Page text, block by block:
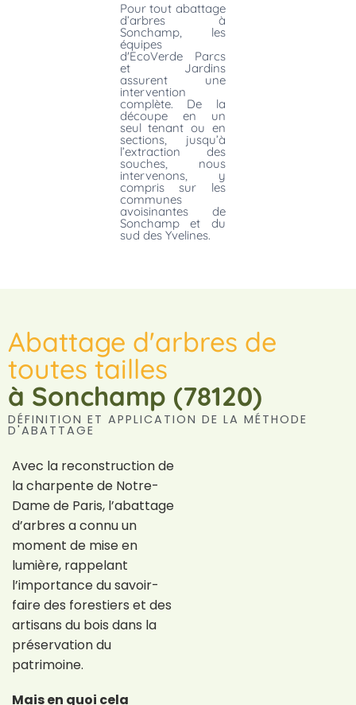
Pour tout abattage
d’arbres à
Sonchamp, les
équipes
d'EcoVerde Parcs
et Jardins
assurent une
intervention
complète. De la
découpe en un
seul tenant ou en
sections, jusqu’à
l’extraction des
souches, nous
intervenons, y
compris sur les
communes
avoisinantes de
Sonchamp et du
sud des Yvelines.
Abattage d'arbres de
toutes tailles
à Sonchamp (78120)
DÉFINITION ET APPLICATION DE LA MÉTHODE
D'ABATTAGE
Avec la reconstruction de
la charpente de Notre-
Dame de Paris, l’abattage
d’arbres a connu un
moment de mise en
lumière, rappelant
l’importance du savoir-
faire des forestiers et des
artisans du bois dans la
préservation du
patrimoine.
Mais en quoi cela